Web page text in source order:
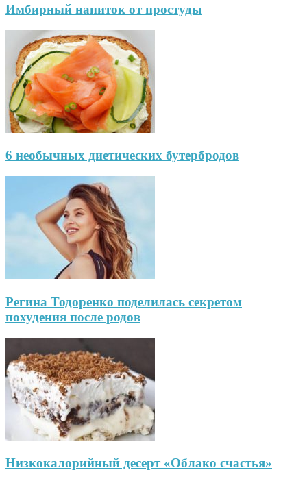
Имбирный напиток от простуды
6 необычных диетических бутербродов
Регина Тодоренко поделилась секретом
похудения после родов
Низкокалорийный десерт «Облако счастья»